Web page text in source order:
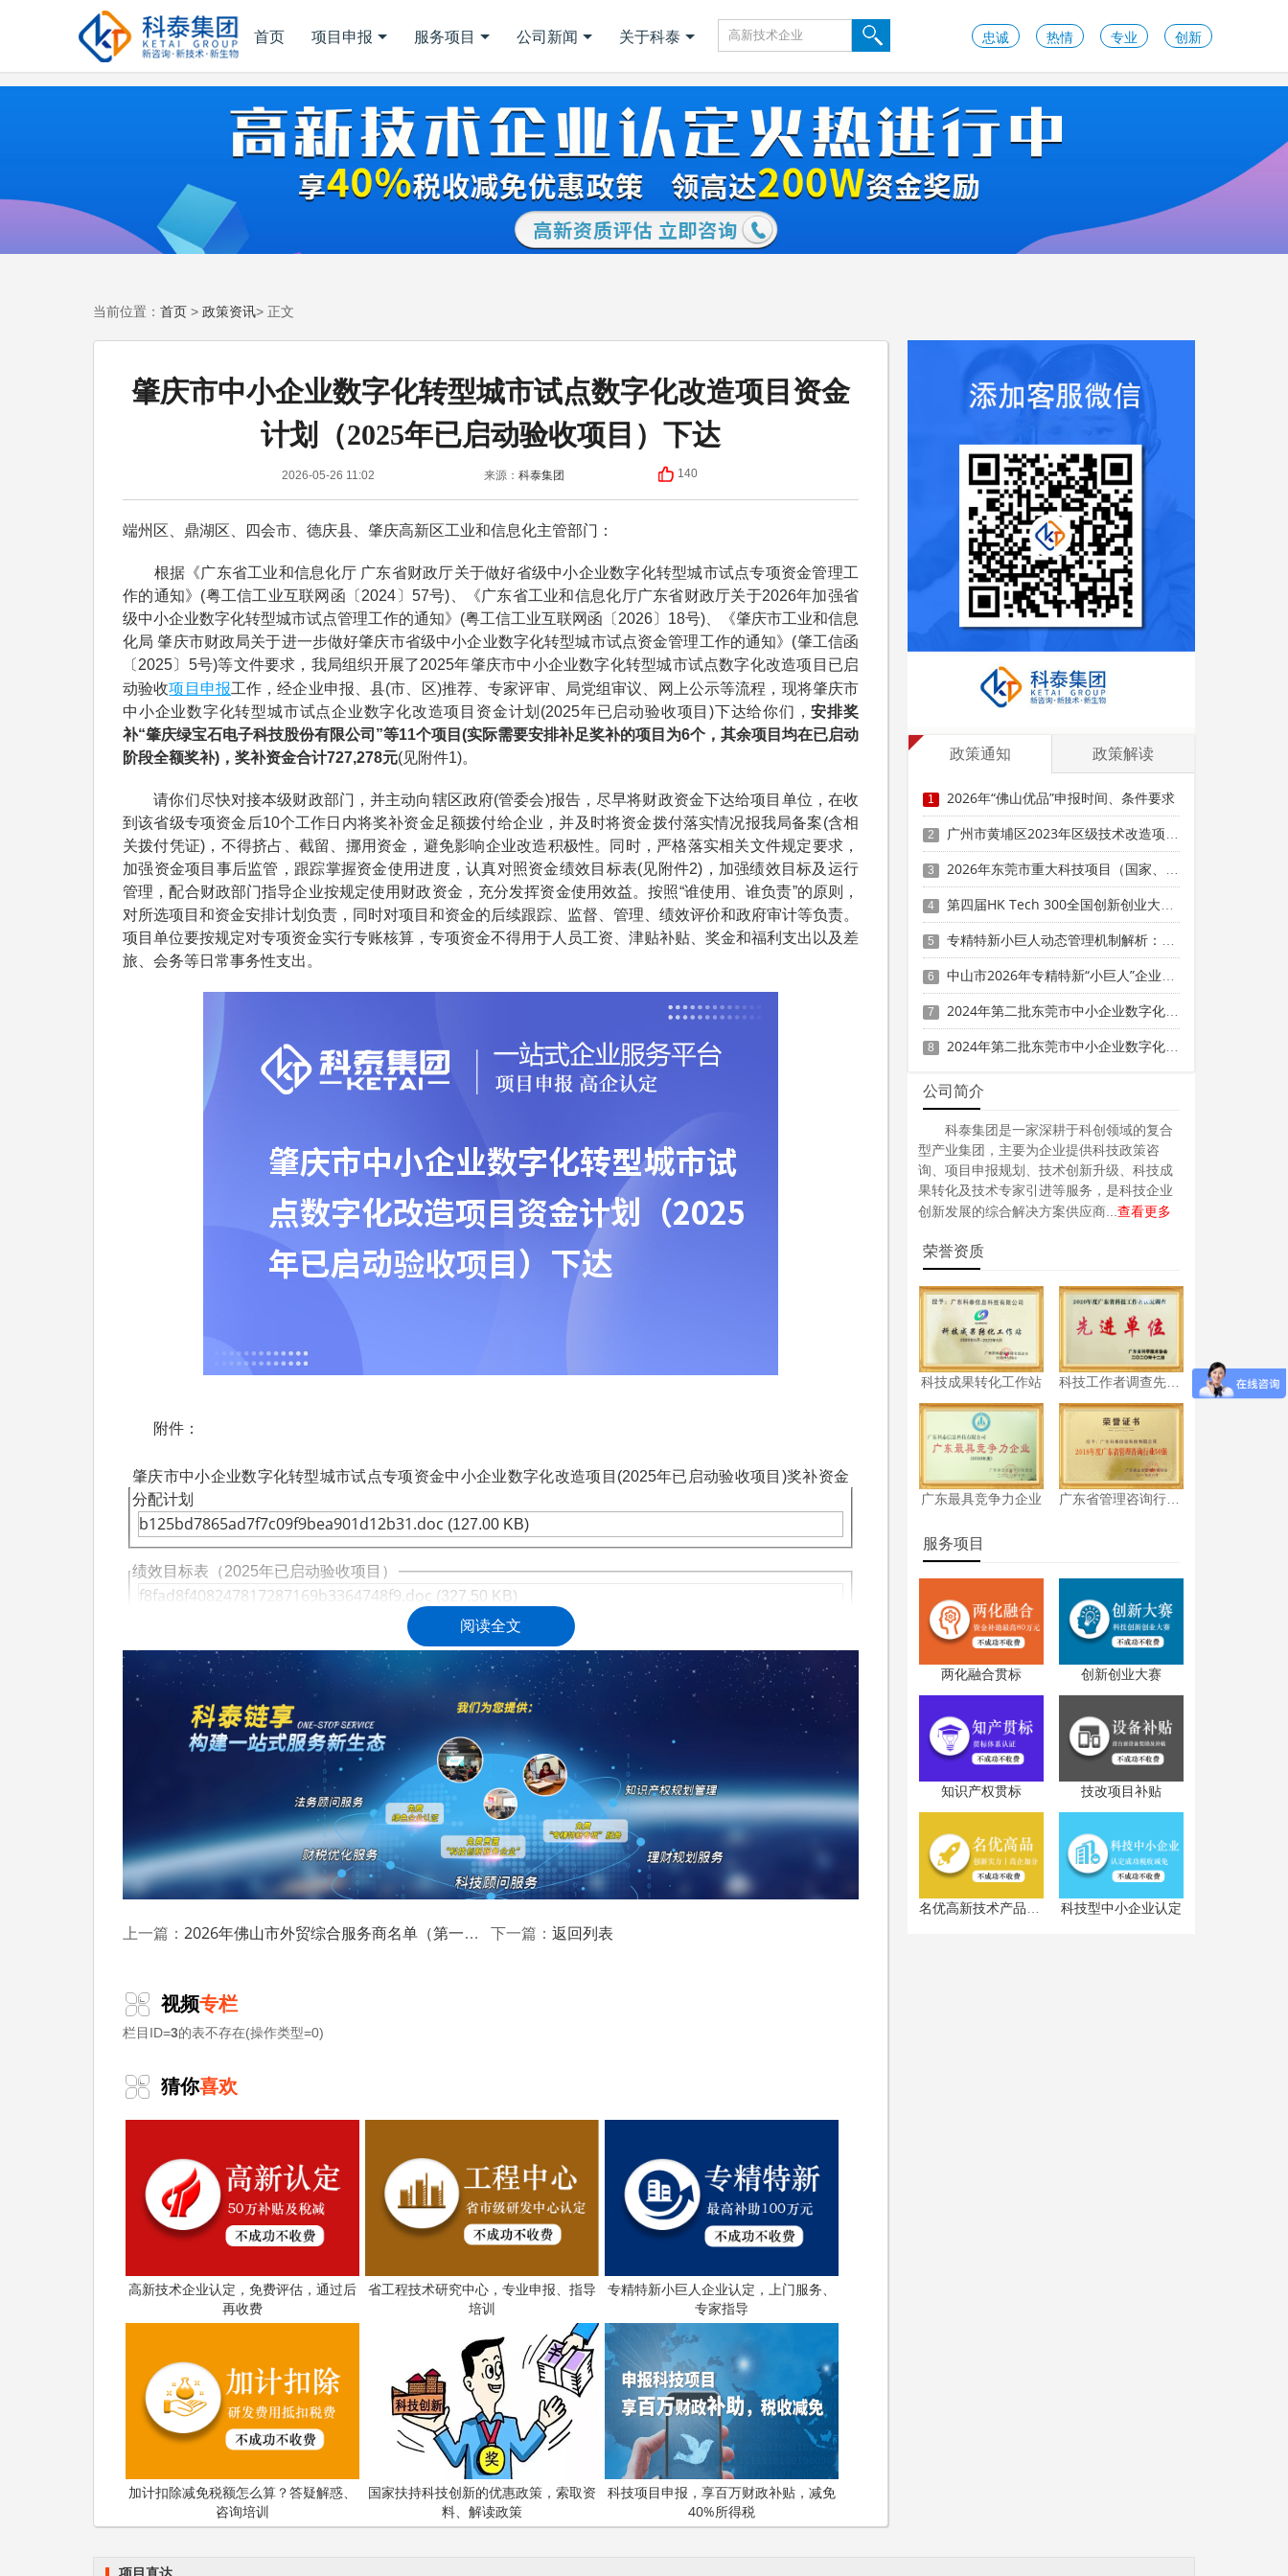
首页 项目申报 服务项目 公司新闻 关于科泰 忠诚 热情 专业 创新
当前位置： 首页 > 政策资讯> 正文
肇庆市中小企业数字化转型城市试点数字化改造项目资金
计划（2025年已启动验收项目）下达
2026-05-26 11:02 来源： 科泰集团 140
端州区、鼎湖区、四会市、德庆县、肇庆高新区工业和信息化主管部门：
根据《广东省工业和信息化厅 广东省财政厅关于做好省级中小企业数字化转型城市试点专项资金管理工
作的通知》(粤工信工业互联网函〔2024〕57号)、《广东省工业和信息化厅广东省财政厅关于2026年加强省
级中小企业数字化转型城市试点管理工作的通知》(粤工信工业互联网函〔2026〕18号)、《肇庆市工业和信息
化局 肇庆市财政局关于进一步做好肇庆市省级中小企业数字化转型城市试点资金管理工作的通知》(肇工信函
〔2025〕5号)等文件要求，我局组织开展了2025年肇庆市中小企业数字化转型城市试点数字化改造项目已启
动验收项目申报工作，经企业申报、县(市、区)推荐、专家评审、局党组审议、网上公示等流程，现将肇庆市
中小企业数字化转型城市试点企业数字化改造项目资金计划(2025年已启动验收项目)下达给你们，安排奖
补“肇庆绿宝石电子科技股份有限公司”等11个项目(实际需要安排补足奖补的项目为6个，其余项目均在已启动
阶段全额奖补)，奖补资金合计727,278元(见附件1)。
请你们尽快对接本级财政部门，并主动向辖区政府(管委会)报告，尽早将财政资金下达给项目单位，在收
到该省级专项资金后10个工作日内将奖补资金足额拨付给企业，并及时将资金拨付落实情况报我局备案(含相
关拨付凭证)，不得挤占、截留、挪用资金，避免影响企业改造积极性。同时，严格落实相关文件规定要求，
加强资金项目事后监管，跟踪掌握资金使用进度，认真对照资金绩效目标表(见附件2)，加强绩效目标及运行
管理，配合财政部门指导企业按规定使用财政资金，充分发挥资金使用效益。按照“谁使用、谁负责”的原则，
对所选项目和资金安排计划负责，同时对项目和资金的后续跟踪、监督、管理、绩效评价和政府审计等负责。
项目单位要按规定对专项资金实行专账核算，专项资金不得用于人员工资、津贴补贴、奖金和福利支出以及差
旅、会务等日常事务性支出。
附件：
肇庆市中小企业数字化转型城市试点专项资金中小企业数字化改造项目(2025年已启动验收项目)奖补资金
分配计划
b125bd7865ad7f7c09f9bea901d12b31.doc (127.00 KB)
绩效目标表（2025年已启动验收项目）
f8fad8f408247817287169b3364748f9.doc (327.50 KB)
肇庆市工业和信息化局
科泰集团(https://www.gdktzx.com/)成立17年来，致力于提供高新技术企业认定、名优高新技术产品认
定、省市工程中心认定、省市企业技术中心认定、省市工业设计中心认定、省市重点实验室认定、新型研发机
构认定、专精特新中小企业、专精特新“小巨人”、制造业单项冠军、专利软著申请、 研发费用加计扣除
融合贯标认证、科技型中小企业评价入库、创新创业大赛、专利奖、科学技术奖、科技成果评价、科技成果转
化
等服务。关注【科小泰】公众号，及时获取最新科技项目资讯！
阅读全文
上一篇： 2026年佛山市外贸综合服务商名单（第一批）公布 下一篇： 返回列表
视频专栏
栏目ID=3的表不存在(操作类型=0)
猜你喜欢
高新技术企业认定，免费评估，通过后
再收费
省工程技术研究中心，专业申报、指导
培训
专精特新小巨人企业认定，上门服务、
专家指导
加计扣除减免税额怎么算？答疑解惑、
咨询培训
国家扶持科技创新的优惠政策，索取资
料、解读政策
科技项目申报，享百万财政补贴，减免
40%所得税
政策通知 政策解读
1 2026年“佛山优品”申报时间、条件要求
2 广州市黄埔区2023年区级技术改造项目购买设备和工器具投资奖励（第四批）申报时间、条件要求、补助标准
3 2026年东莞市重大科技项目（国家、省重大科技项目配套奖励）入库备案申报时间、条件要求
4 第四届HK Tech 300全国创新创业大赛（广州赛区）参赛项目征集时间、条件要求、扶持奖励
5 专精特新小巨人动态管理机制解析：2026年复核不通过的主要原因与补救措施
6 中山市2026年专精特新“小巨人”企业奖补资金项目拟入库计划的公示
7 2024年第二批东莞市中小企业数字化转型城市试点专项资金两化融合管理体系贯标项目资助计划
8 2024年第二批东莞市中小企业数字化转型城市试点专项资金两化融合管理体系贯标项目拟资助企业名单的公示
公司简介
科泰集团是一家深耕于科创领域的复合
型产业集团，主要为企业提供科技政策咨
询、项目申报规划、技术创新升级、科技成
果转化及技术专家引进等服务，是科技企业
创新发展的综合解决方案供应商... 查看更多
荣誉资质
科技成果转化工作站
广东最具竞争力企业
服务项目
两化融合贯标 创新创业大赛
知识产权贯标 技改项目补贴
科技型中小企业认定